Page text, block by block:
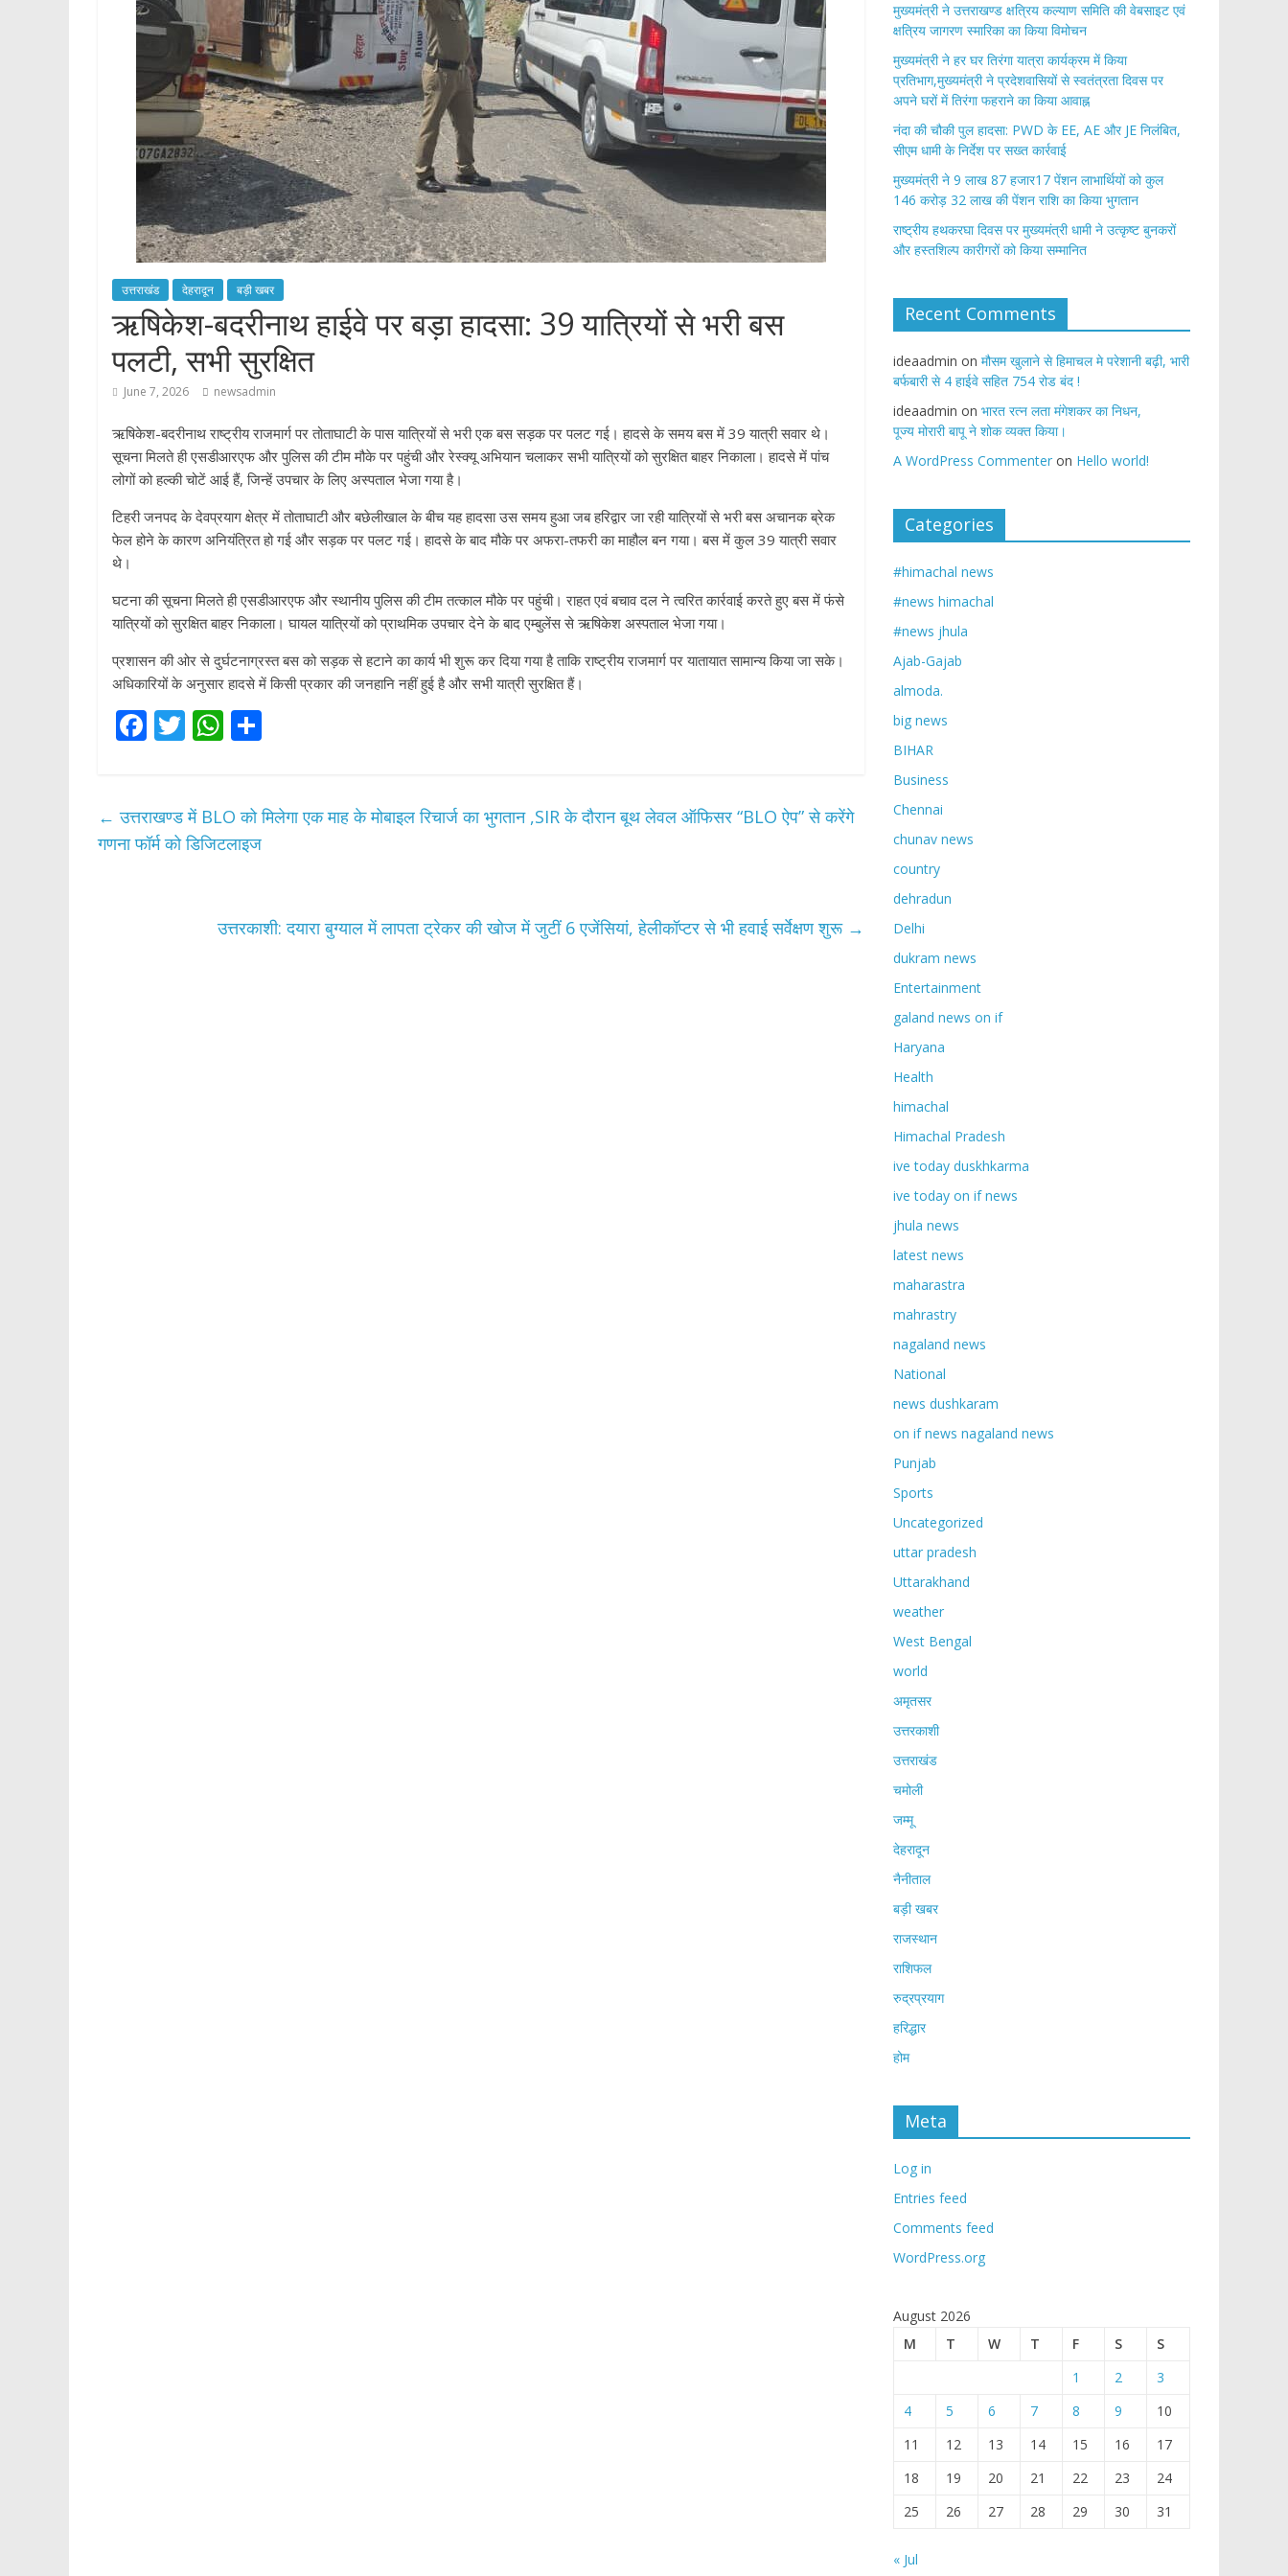
उत्तराखंड देहरादून बड़ी खबर
ऋषिकेश-बदरीनाथ हाईवे पर बड़ा हादसा: 39 यात्रियों से भरी बस
पलटी, सभी सुरक्षित
June 7, 2026 newsadmin
ऋषिकेश-बदरीनाथ राष्ट्रीय राजमार्ग पर तोताघाटी के पास यात्रियों से भरी एक बस सड़क पर पलट गई। हादसे के समय बस में 39 यात्री सवार थे।
सूचना मिलते ही एसडीआरएफ और पुलिस की टीम मौके पर पहुंची और रेस्क्यू अभियान चलाकर सभी यात्रियों को सुरक्षित बाहर निकाला। हादसे में पांच
लोगों को हल्की चोटें आई हैं, जिन्हें उपचार के लिए अस्पताल भेजा गया है।
टिहरी जनपद के देवप्रयाग क्षेत्र में तोताघाटी और बछेलीखाल के बीच यह हादसा उस समय हुआ जब हरिद्वार जा रही यात्रियों से भरी बस अचानक ब्रेक
फेल होने के कारण अनियंत्रित हो गई और सड़क पर पलट गई। हादसे के बाद मौके पर अफरा-तफरी का माहौल बन गया। बस में कुल 39 यात्री सवार
थे।
घटना की सूचना मिलते ही एसडीआरएफ और स्थानीय पुलिस की टीम तत्काल मौके पर पहुंची। राहत एवं बचाव दल ने त्वरित कार्रवाई करते हुए बस में फंसे
यात्रियों को सुरक्षित बाहर निकाला। घायल यात्रियों को प्राथमिक उपचार देने के बाद एम्बुलेंस से ऋषिकेश अस्पताल भेजा गया।
प्रशासन की ओर से दुर्घटनाग्रस्त बस को सड़क से हटाने का कार्य भी शुरू कर दिया गया है ताकि राष्ट्रीय राजमार्ग पर यातायात सामान्य किया जा सके।
अधिकारियों के अनुसार हादसे में किसी प्रकार की जनहानि नहीं हुई है और सभी यात्री सुरक्षित हैं।
F
b
o
T
er
W
s
A
e
← उत्तराखण्ड में BLO को मिलेगा एक माह के मोबाइल रिचार्ज का भुगतान ,SIR के दौरान बूथ लेवल ऑफिसर “BLO ऐप” से करेंगे
गणना फॉर्म को डिजिटलाइज
उत्तरकाशी: दयारा बुग्याल में लापता ट्रेकर की खोज में जुटीं 6 एजेंसियां, हेलीकॉप्टर से भी हवाई सर्वेक्षण शुरू →
मुख्यमंत्री ने उत्तराखण्ड क्षत्रिय कल्याण समिति की वेबसाइट एवं
क्षत्रिय जागरण स्मारिका का किया विमोचन
मुख्यमंत्री ने हर घर तिरंगा यात्रा कार्यक्रम में किया
प्रतिभाग,मुख्यमंत्री ने प्रदेशवासियों से स्वतंत्रता दिवस पर
अपने घरों में तिरंगा फहराने का किया आवाह्न
नंदा की चौकी पुल हादसा: PWD के EE, AE और JE निलंबित,
सीएम धामी के निर्देश पर सख्त कार्रवाई
मुख्यमंत्री ने 9 लाख 87 हजार17 पेंशन लाभार्थियों को कुल
146 करोड़ 32 लाख की पेंशन राशि का किया भुगतान
राष्ट्रीय हथकरघा दिवस पर मुख्यमंत्री धामी ने उत्कृष्ट बुनकरों
और हस्तशिल्प कारीगरों को किया सम्मानित
Recent Comments
ideaadmin on मौसम खुलाने से हिमाचल मे परेशानी बढ़ी, भारी
बर्फबारी से 4 हाईवे सहित 754 रोड बंद !
ideaadmin on भारत रत्न लता मंगेशकर का निधन,
पूज्य मोरारी बापू ने शोक व्यक्त किया।
A WordPress Commenter on Hello world!
Categories
#himachal news
#news himachal
#news jhula
Ajab-Gajab
almoda.
big news
BIHAR
Business
Chennai
chunav news
country
dehradun
Delhi
dukram news
Entertainment
galand news on if
Haryana
Health
himachal
Himachal Pradesh
ive today duskhkarma
ive today on if news
jhula news
latest news
maharastra
mahrastry
nagaland news
National
news dushkaram
on if news nagaland news
Punjab
Sports
Uncategorized
uttar pradesh
Uttarakhand
weather
West Bengal
world
अमृतसर
उत्तरकाशी
उत्तराखंड
चमोली
जम्मू
देहरादून
नैनीताल
बड़ी खबर
राजस्थान
राशिफल
रुद्रप्रयाग
हरिद्धार
होम
Meta
Log in
Entries feed
Comments feed
WordPress.org
August 2026
M
T W T F S
S
1
2
3
4
5 6 7 8 9
10
11
12 13 14 15 16
17
18
19 20 21 22 23
24
25
26 27 28 29 30 31
« Jul